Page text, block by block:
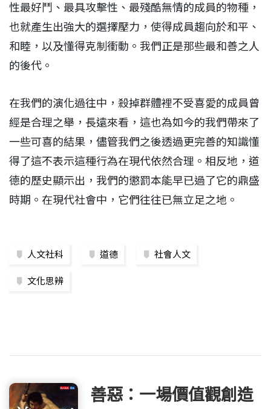
性最好鬥、最具攻擊性、最殘酷無情的成員的物種，
也就產生出強大的選擇壓力，使得成員趨向於和平、
和睦，以及懂得克制衝動。我們正是那些最和善之人
的後代。
在我們的演化過往中，殺掉群體裡不受喜愛的成員曾
經是合理之舉，長遠來看，這也為如今的我們帶來了
一些可喜的結果，儘管我們之後透過更完善的知識懂
得了這不表示這種行為在現代依然合理。相反地，道
德的歷史顯示出，我們的懲罰本能早已過了它的鼎盛
時期。在現代社會中，它們往往已無立足之地。
人文社科 道德 社會人文
文化思辨
善惡：一場價值觀創造